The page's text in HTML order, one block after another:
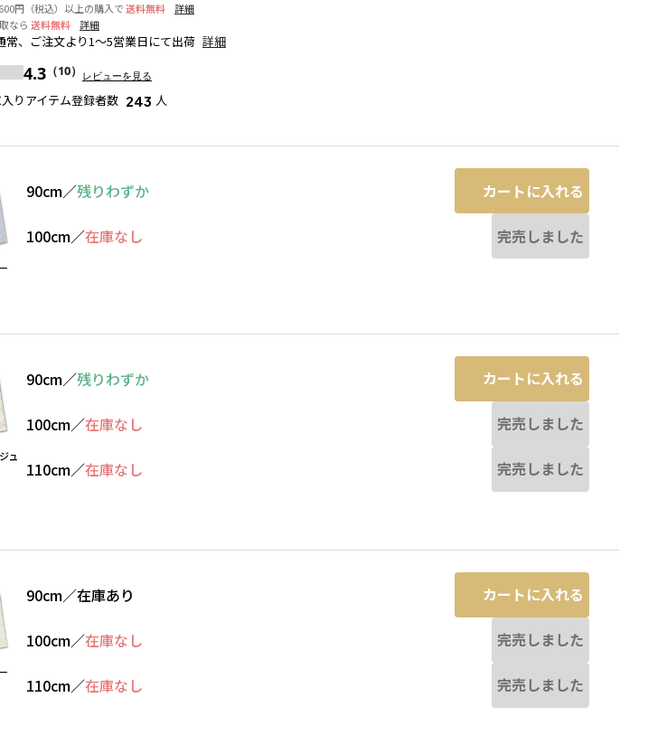
円（税込）以上の購入で送料無料
詳細
なら 送料無料 詳細
常、ご注文より1～5営業日にて出荷 詳細
4.3 （10） レビューを見る
りアイテム登録者数 243 人
90cm／残りわずか カートに入れる
100cm／在庫なし 完売しました
ュ
90cm／残りわずか カートに入れる
100cm／在庫なし 完売しました
110cm／在庫なし 完売しました
90cm／在庫あり カートに入れる
100cm／在庫なし 完売しました
110cm／在庫なし 完売しました